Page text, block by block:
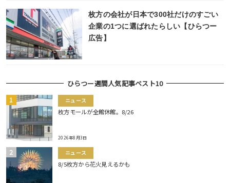
枚方の会社が日本で300社だけのすごい
企業の1つに選ばれたらしい【ひらつー
広告】
ひらつー週間人気記事ベスト10
ニュース
枚方モールが全館休館。8/26
2026年8月3日
ニュース
8/5枚方から花火見えるかも